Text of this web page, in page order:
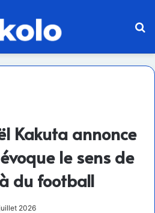
Kakuta annonce
le sens de
du football
2026